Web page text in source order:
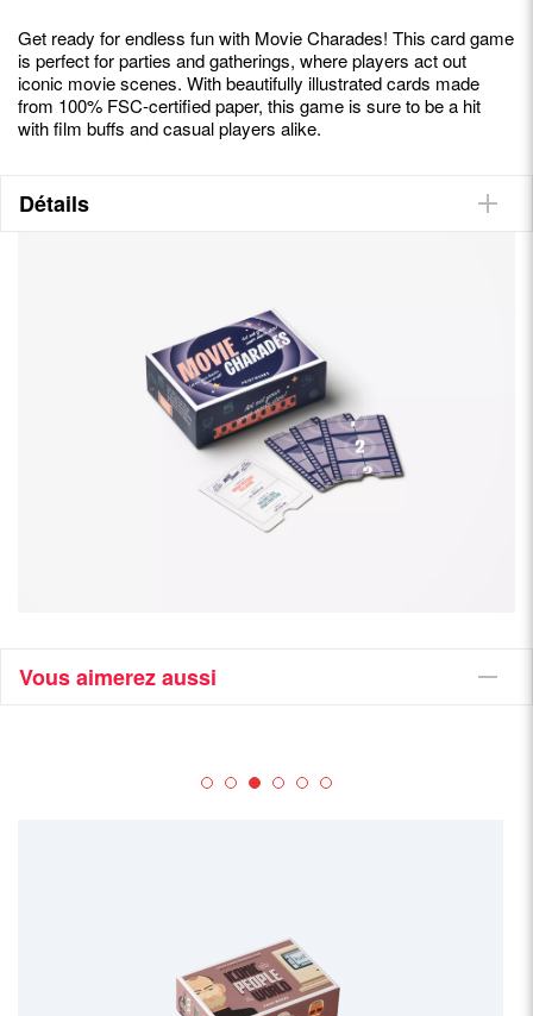
Get ready for endless fun with Movie Charades! This card game
is perfect for parties and gatherings, where players act out
iconic movie scenes. With beautifully illustrated cards made
from 100% FSC-certified paper, this game is sure to be a hit
with film buffs and casual players alike.
Détails
Vous aimerez aussi